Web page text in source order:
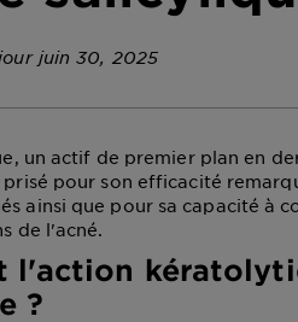
juin 30, 2025
un actif de premier plan en
pour son efficacité
ainsi que pour sa capacité à
de l'acné.
l'action
?